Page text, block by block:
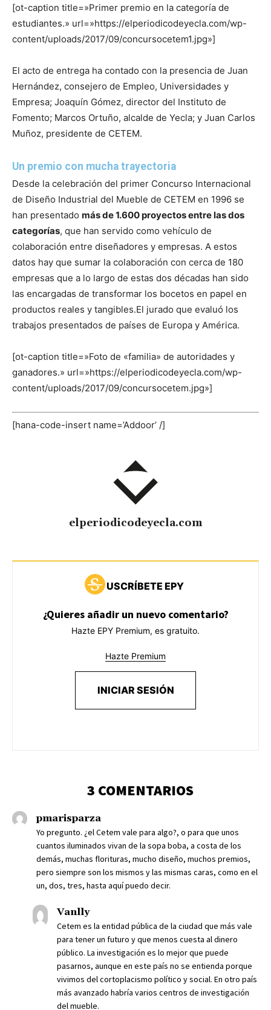
[ot-caption title=»Primer premio en la categoría de
estudiantes.» url=»https://elperiodicodeyecla.com/wp-
content/uploads/2017/09/concursocetem1.jpg»]
El acto de entrega ha contado con la presencia de Juan
Hernández, consejero de Empleo, Universidades y
Empresa; Joaquín Gómez, director del Instituto de
Fomento; Marcos Ortuño, alcalde de Yecla; y Juan Carlos
Muñoz, presidente de CETEM.
Un premio con mucha trayectoria
Desde la celebración del primer Concurso Internacional
de Diseño Industrial del Mueble de CETEM en 1996 se
han presentado más de 1.600 proyectos entre las dos
categorías, que han servido como vehículo de
colaboración entre diseñadores y empresas. A estos
datos hay que sumar la colaboración con cerca de 180
empresas que a lo largo de estas dos décadas han sido
las encargadas de transformar los bocetos en papel en
productos reales y tangibles.El jurado que evaluó los
trabajos presentados de países de Europa y América.
[ot-caption title=»Foto de «familia» de autoridades y
ganadores.» url=»https://elperiodicodeyecla.com/wp-
content/uploads/2017/09/concursocetem.jpg»]
[hana-code-insert name=’Addoor’ /]
elperiodicodeyecla.com
USCRÍBETE EPY
¿Quieres añadir un nuevo comentario?
Hazte EPY Premium, es gratuito.
Hazte Premium
INICIAR SESIÓN
3 COMENTARIOS
pmarisparza
Yo pregunto. ¿el Cetem vale para algo?, o para que unos
cuantos iluminados vivan de la sopa boba, a costa de los
demás, muchas florituras, mucho diseño, muchos premios,
pero siempre son los mismos y las mismas caras, como en el
un, dos, tres, hasta aquí puedo decir.
Vanlly
Cetem es la entidad pública de la ciudad que más vale
para tener un futuro y que menos cuesta al dinero
público. La investigación es lo mejor que puede
pasarnos, aunque en este país no se entienda porque
vivimos del cortoplacismo político y social. En otro país
más avanzado habría varios centros de investigación
del mueble.